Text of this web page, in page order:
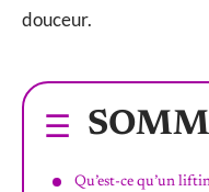
douceur.
Qu’est-ce qu’un